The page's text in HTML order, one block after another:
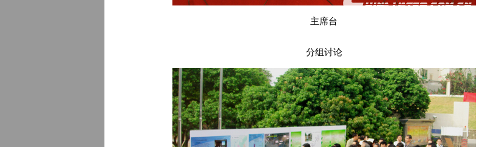
主席台
分组讨论